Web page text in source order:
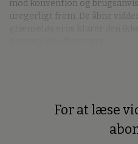
mod konvention og
uregerligt frem. De åbne
For at læse